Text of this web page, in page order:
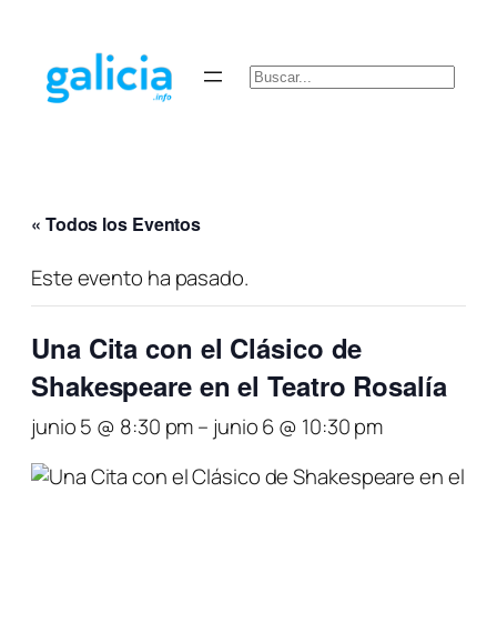
Buscar
« Todos los Eventos
Este evento ha pasado.
Una Cita con el Clásico de
Shakespeare en el Teatro Rosalía
junio 5 @ 8:30 pm– junio 6 @ 10:30 pm